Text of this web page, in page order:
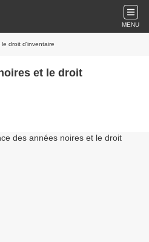
MENU
droit d'inventaire
et le droit